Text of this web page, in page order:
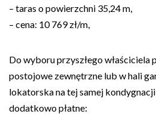
– taras o powierzchni 35,24 m,
– cena: 10 769 zł/m,
Do wyboru przyszłego właściciela
postojowe zewnętrzne lub w hali
lokatorska na tej samej
dodatkowo płatne: